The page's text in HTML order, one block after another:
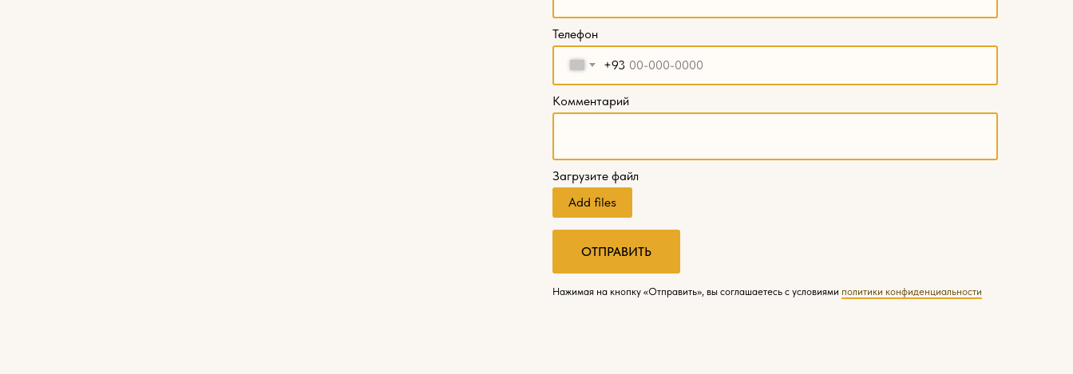
Телефон
+93
Комментарий
Загрузите файл
Add files
ОТПРАВИТЬ
Нажимая на кнопку «Отправить», вы соглашаетесь с условиями политики конфиденциальности